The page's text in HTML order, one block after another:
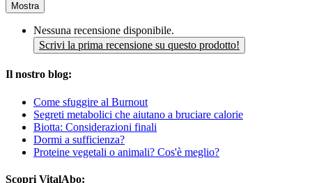
Mostra
Nessuna recensione disponibile.
Scrivi la prima recensione su questo prodotto!
Il nostro blog:
Come sfuggire al Burnout
Segreti metabolici che aiutano a bruciare calorie
Biotta: Considerazioni finali
Dormi a sufficienza?
Proteine vegetali o animali? Cos'è meglio?
Scopri VitalAbo: